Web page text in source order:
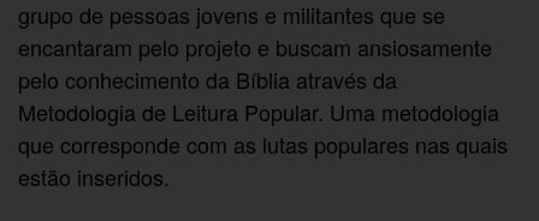
grupo de pessoas jovens e militantes que se
encantaram pelo projeto e buscam ansiosamente
pelo conhecimento da Bíblia através da
Metodologia de Leitura Popular. Uma metodologia
que corresponde com as lutas populares nas quais
estão inseridos.